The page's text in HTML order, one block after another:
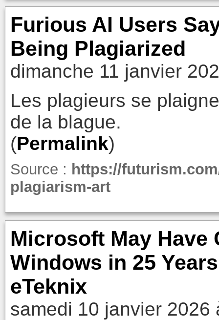
Furious AI Users
Being Plagiarized
dimanche 11 janvier
Les plagieurs se
de la blague.
(Permalink)
Source : https://
plagiarism-art
Microsoft May Have
Windows in 25
eTeknix
samedi 10 janvier 2026